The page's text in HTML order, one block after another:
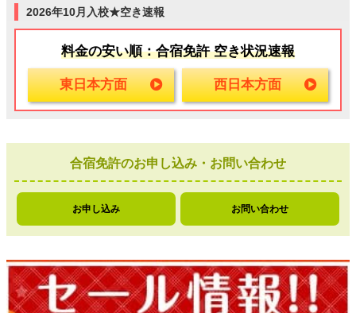
2026年10月入校★空き速報
料金の安い順：合宿免許 空き状況速報
東日本方面 西日本方面
合宿免許のお申し込み・お問い合わせ
お申し込み お問い合わせ